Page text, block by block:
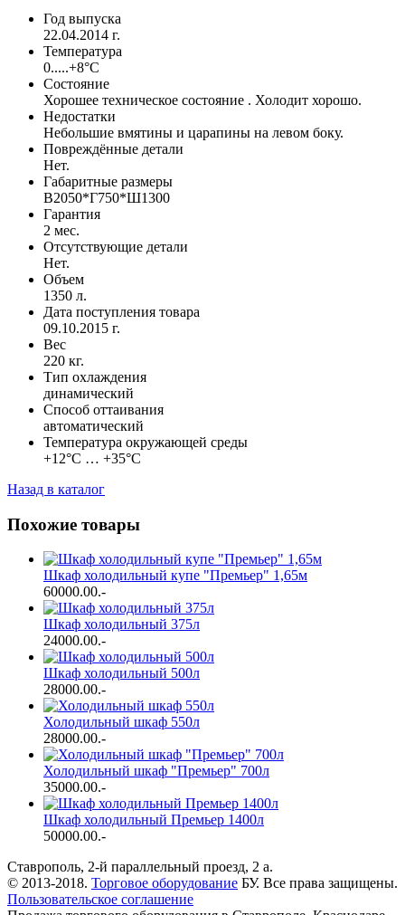
Год выпуска
22.04.2014 г.
Температура
0.....+8°С
Состояние
Хорошее техническое состояние . Холодит хорошо.
Недостатки
Небольшие вмятины и царапины на левом боку.
Повреждённые детали
Нет.
Габаритные размеры
В2050*Г750*Ш1300
Гарантия
2 мес.
Отсутствующие детали
Нет.
Объем
1350 л.
Дата поступления товара
09.10.2015 г.
Вес
220 кг.
Тип охлаждения
динамический
Способ оттаивания
автоматический
Температура окружающей среды
+12°С … +35°С
Назад в каталог
Похожие товары
Шкаф холодильный купе "Премьер" 1,65м
60000.00.-
Шкаф холодильный 375л
24000.00.-
Шкаф холодильный 500л
28000.00.-
Холодильный шкаф 550л
28000.00.-
Холодильный шкаф "Премьер" 700л
35000.00.-
Шкаф холодильный Премьер 1400л
50000.00.-
Ставрополь, 2-й параллельный проезд, 2 a.
© 2013-2018. Торговое оборудование БУ. Все права защищены.
Пользовательское соглашение